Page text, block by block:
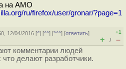
на AMO
ru/firefox/user/gronar/?page=1
12/04/2016 [^] [^^] [^^^] [ответить]
+1
+ / –
комментарии людей
делают разработчики.